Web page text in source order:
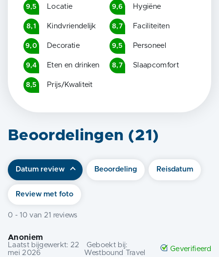
9,5 Locatie 9,6 Hygiëne
8,1 Kindvriendelijk 8,7 Faciliteiten
9,0 Decoratie 9,5 Personeel
9,4 Eten en drinken 8,7 Slaapcomfort
8,5 Prijs/Kwaliteit
Beoordelingen (21 )
Datum review Beoordeling Reisdatum
Review met foto
0 - 10van 21 reviews
Anoniem
Laatst bijgewerkt: 22
mei 2026
Geboekt bij:
Westbound Travel
Geverifieerd